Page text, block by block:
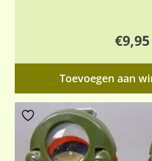
€9,95
Toevoegen aan